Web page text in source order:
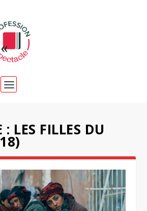
: LES FILLES DU